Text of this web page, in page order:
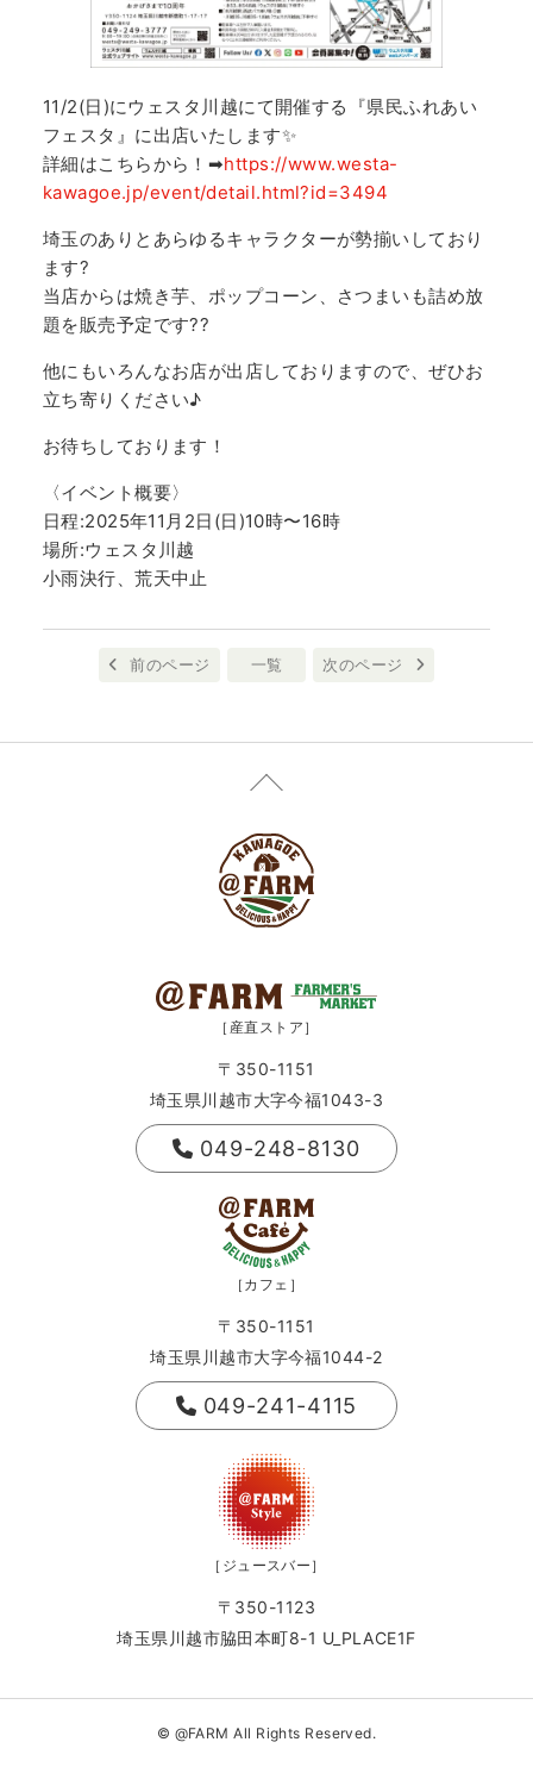
11/2(日)にウェスタ川越にて開催する『県民ふれあい
フェスタ』に出店いたします✨
詳細はこちらから！➡https://www.westa-
kawagoe.jp/event/detail.html?id=3494
埼玉のありとあらゆるキャラクターが勢揃いしており
ます?
当店からは焼き芋、ポップコーン、さつまいも詰め放
題を販売予定です??
他にもいろんなお店が出店しておりますので、ぜひお
立ち寄りください♪
お待ちしております！
〈イベント概要〉
日程:2025年11月2日(日)10時〜16時
場所:ウェスタ川越
小雨決行、荒天中止
前のページ 一覧 次のページ
［産直ストア］
〒350-1151
埼玉県川越市大字今福1043-3
049-248-8130
［カフェ］
〒350-1151
埼玉県川越市大字今福1044-2
049-241-4115
［ジュースバー］
〒350-1123
埼玉県川越市脇田本町8-1 U_PLACE1F
© @FARM All Rights Reserved.